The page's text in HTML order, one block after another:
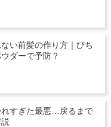
い前髪の作り方｜びち
ダーで予防？
れすぎた最悪…戻るまで